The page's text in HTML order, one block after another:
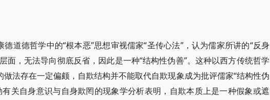
道德哲学中的“根本恶”思想审视儒家“圣传心法”，认为儒家所讲的“反身
面，无法导向彻底反省，因此是一种“结构性伪善”。这种以西方传统哲学
法存在一定偏颇，自欺结构并不能取代自欺现象成为批评儒家“结构性伪
有关自身意识与自身欺罔的现象学分析表明，自欺本质上是一种假象或遮